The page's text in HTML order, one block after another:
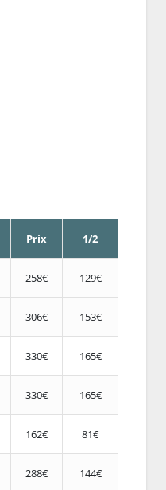
Prix 1/2
258€ 129€
306€ 153€
330€ 165€
330€ 165€
162€ 81€
288€ 144€